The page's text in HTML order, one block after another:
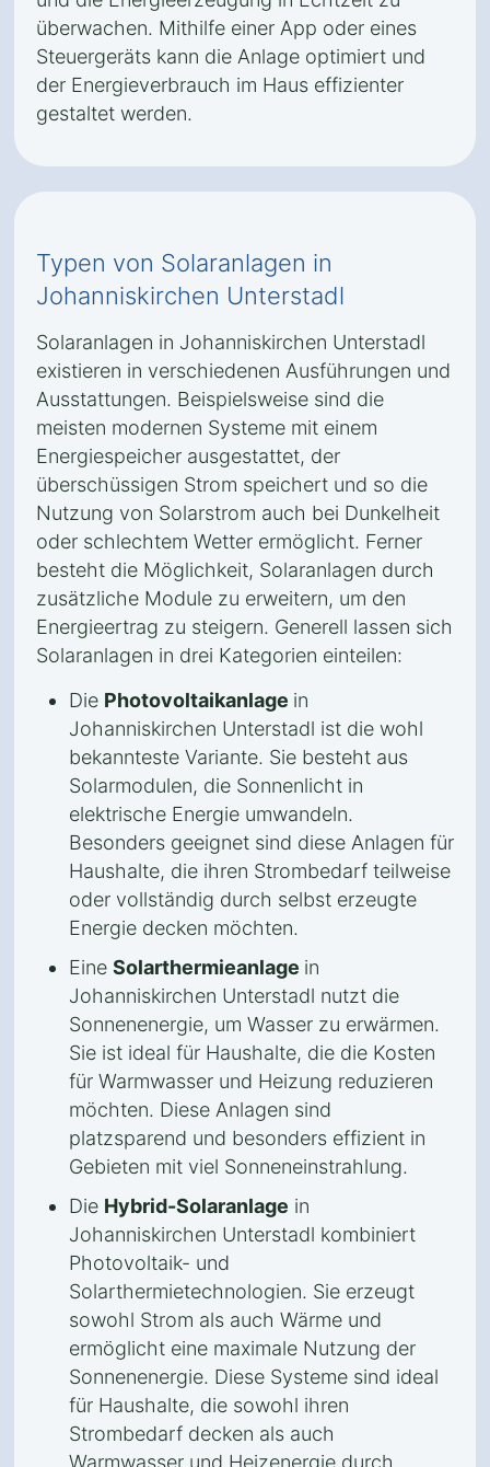
überwachen. Mithilfe einer App oder eines
Steuergeräts kann die Anlage optimiert und
der Energieverbrauch im Haus effizienter
gestaltet werden.
Typen von Solaranlagen in
Johanniskirchen Unterstadl
Solaranlagen in Johanniskirchen Unterstadl
existieren in verschiedenen Ausführungen und
Ausstattungen. Beispielsweise sind die
meisten modernen Systeme mit einem
Energiespeicher ausgestattet, der
überschüssigen Strom speichert und so die
Nutzung von Solarstrom auch bei Dunkelheit
oder schlechtem Wetter ermöglicht. Ferner
besteht die Möglichkeit, Solaranlagen durch
zusätzliche Module zu erweitern, um den
Energieertrag zu steigern. Generell lassen sich
Solaranlagen in drei Kategorien einteilen:
Die Photovoltaikanlage in
Johanniskirchen Unterstadl ist die wohl
bekannteste Variante. Sie besteht aus
Solarmodulen, die Sonnenlicht in
elektrische Energie umwandeln.
Besonders geeignet sind diese Anlagen für
Haushalte, die ihren Strombedarf teilweise
oder vollständig durch selbst erzeugte
Energie decken möchten.
Eine Solarthermieanlage in
Johanniskirchen Unterstadl nutzt die
Sonnenenergie, um Wasser zu erwärmen.
Sie ist ideal für Haushalte, die die Kosten
für Warmwasser und Heizung reduzieren
möchten. Diese Anlagen sind
platzsparend und besonders effizient in
Gebieten mit viel Sonneneinstrahlung.
Die Hybrid-Solaranlage in
Johanniskirchen Unterstadl kombiniert
Photovoltaik- und
Solarthermietechnologien. Sie erzeugt
sowohl Strom als auch Wärme und
ermöglicht eine maximale Nutzung der
Sonnenenergie. Diese Systeme sind ideal
für Haushalte, die sowohl ihren
Strombedarf decken als auch
Warmwasser und Heizenergie durch